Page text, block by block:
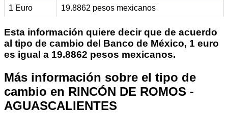
1 Euro 19.8862 pesos mexicanos
Esta información quiere decir que de acuerdo
al tipo de cambio del Banco de México, 1 euro
es igual a 19.8862 pesos mexicanos.
Más información sobre el tipo de
cambio en RINCÓN DE ROMOS -
AGUASCALIENTES